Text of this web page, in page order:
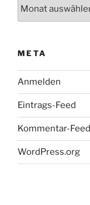
META
Anmelden
Eintrags-Feed
Kommentar-Feed
WordPress.org